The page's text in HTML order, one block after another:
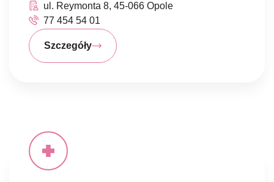
ul. Reymonta 8, 45-066 Opole
77 454 54 01
Szczegóły